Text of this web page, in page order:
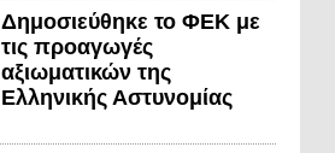
Δημοσιεύθηκε το ΦΕΚ με
τις προαγωγές
αξιωματικών της
Ελληνικής Αστυνομίας